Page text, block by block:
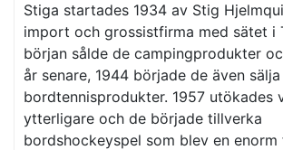
Stiga startades 1934 av Stig
import och grossistfirma med sätet i
början sålde de campingprodukter
år senare, 1944 började de även sälja
bordtennisprodukter. 1957 utökades
ytterligare och de började tillverka
bordshockeyspel som blev en